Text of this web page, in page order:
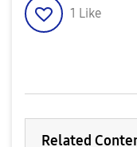
1 Like
Related